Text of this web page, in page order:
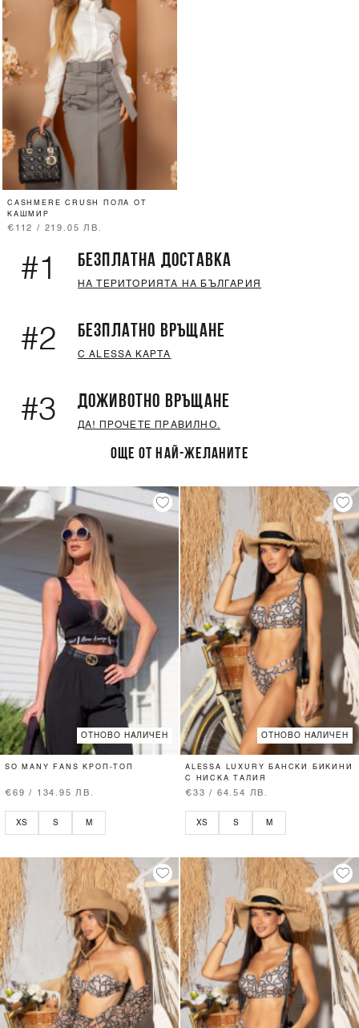
CASHMERE CRUSH ПОЛА ОТ
КАШМИР
€112 / 219.05 ЛВ.
#1 БЕЗПЛАТНА ДОСТАВКА
НА ТЕРИТОРИЯТА НА БЪЛГАРИЯ
#2 БЕЗПЛАТНО ВРЪЩАНЕ
С ALESSA КАРТА
#3 ДОЖИВОТНО ВРЪЩАНЕ
ДА! ПРОЧЕТЕ ПРАВИЛНО.
ОЩЕ ОТ НАЙ-ЖЕЛАНИТЕ
ОТНОВО НАЛИЧЕН
SO MANY FANS КРОП-ТОП
€69 / 134.95 ЛВ.
XS S M
ОТНОВО НАЛИЧЕН
ALESSA LUXURY БАНСКИ БИКИНИ
С НИСКА ТАЛИЯ
€33 / 64.54 ЛВ.
XS S M